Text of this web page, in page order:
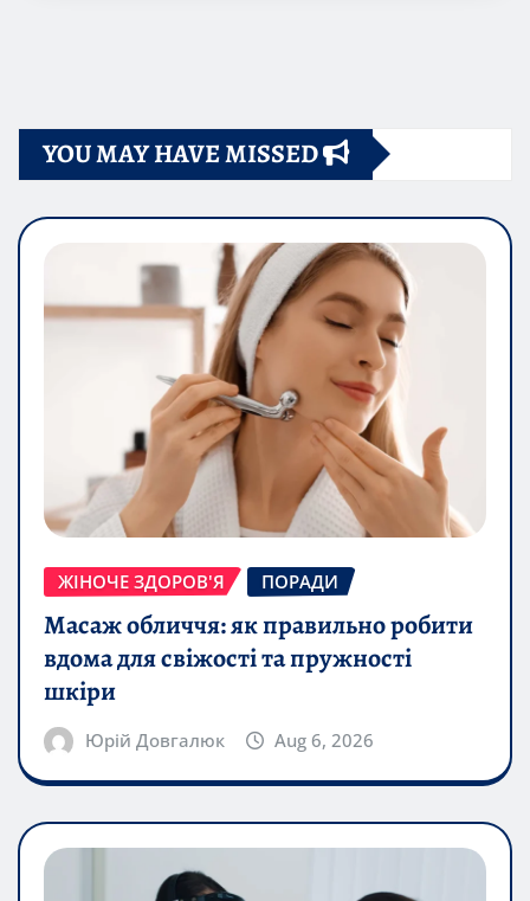
YOU MAY HAVE MISSED
ЖІНОЧЕ ЗДОРОВ'Я ПОРАДИ
Масаж обличчя: як правильно робити
вдома для свіжості та пружності
шкіри
Юрій Довгалюк Aug 6, 2026